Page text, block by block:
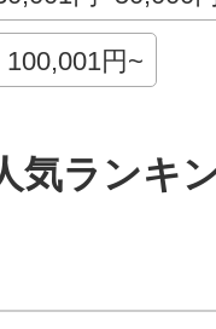
100,001円~
気ランキ